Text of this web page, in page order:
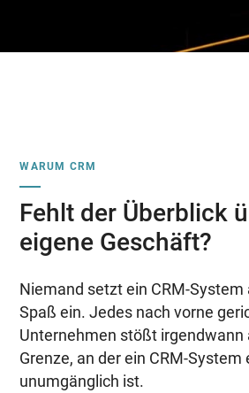
WARUM CRM
Fehlt der Überblick
eigene Geschäft?
Niemand setzt ein CRM-System
Spaß ein. Jedes nach vorne
Unternehmen stößt irgendwann
Grenze, an der ein CRM-System
unumgänglich ist.